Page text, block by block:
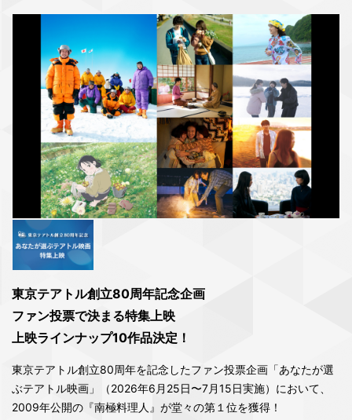
東京テアトル創立80周年記念企画
ファン投票で決まる特集上映
上映ラインナップ10作品決定！
東京テアトル創立80周年を記念したファン投票企画「あなたが選
ぶテアトル映画」（2026年6月25日〜7月15日実施）において、
2009年公開の『南極料理人』が堂々の第１位を獲得！